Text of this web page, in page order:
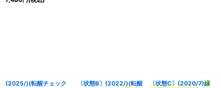
TCP03b}《緑》
(2025/)(転醒チェック
〔状態B〕(2022/)(転醒
〔状態C〕(2020/7)緑